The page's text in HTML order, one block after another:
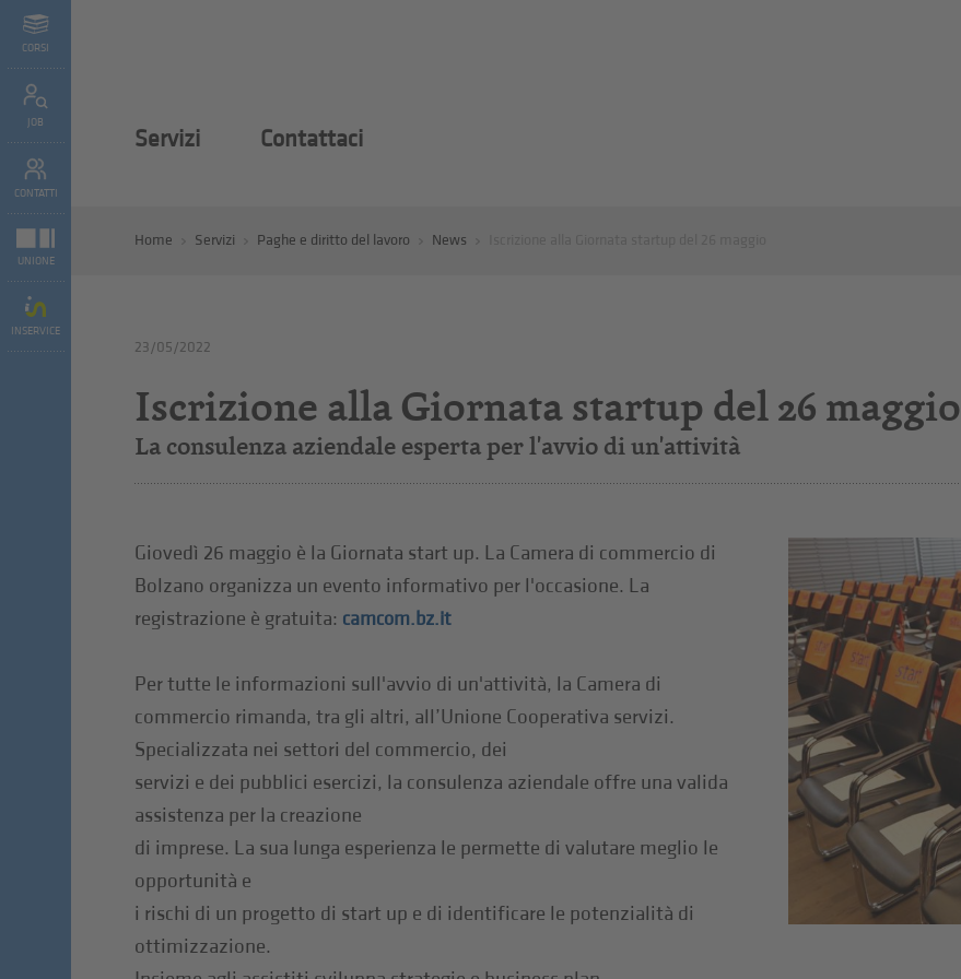
CORSI
JOB
CONTATTI
UNIONE
INSERVICE
Servizi Contattaci
Home Servizi Paghe e diritto del lavoro News
23/05/2022
Iscrizione alla Giornata startup del 26 maggio
La consulenza aziendale esperta per l'avvio di un'attività
Giovedì 26 maggio è la Giornata start up. La Camera di commercio di
Bolzano organizza un evento informativo per l'occasione. La
registrazione è gratuita: camcom.bz.it
Per tutte le informazioni sull'avvio di un'attività, la Camera di
commercio rimanda, tra gli altri, all’Unione Cooperativa servizi.
Specializzata nei settori del commercio, dei
servizi e dei pubblici esercizi, la consulenza aziendale offre una valida
assistenza per la creazione
di imprese. La sua lunga esperienza le permette di valutare meglio le
opportunità e
i rischi di un progetto di start up e di identificare le potenzialità di
ottimizzazione.